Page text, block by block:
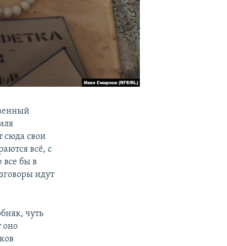
сюда свои
всё, с
все бы в
идут
чуть
оно